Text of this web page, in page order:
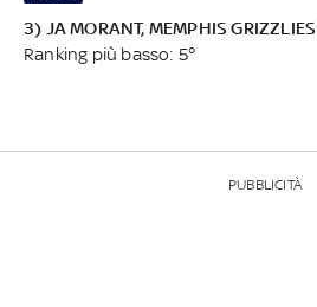
3) JA MORANT, MEMPHIS GRIZZLIES
Ranking più basso: 5°
PUBBLICITÀ